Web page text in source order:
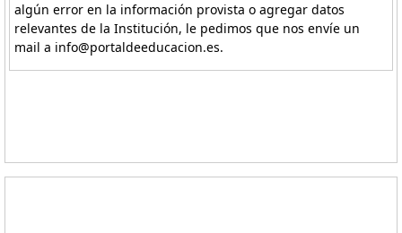
algún error en la información provista o agregar datos
relevantes de la Institución, le pedimos que nos envíe un
mail a info@portaldeeducacion.es.